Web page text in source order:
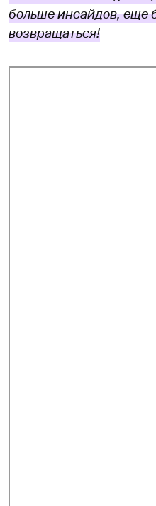
больше инсайдов, еще
возвращаться!